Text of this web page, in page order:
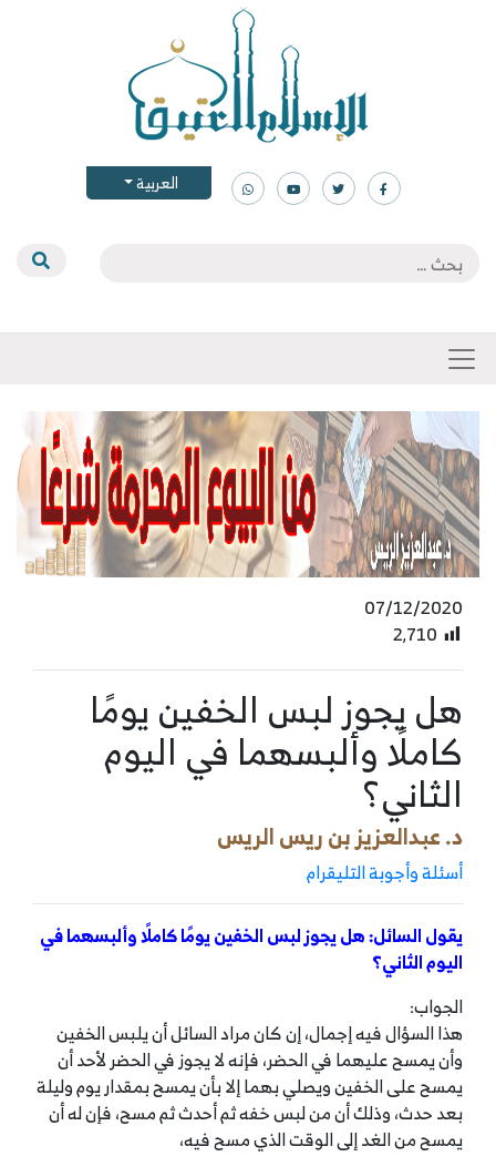
العربية
07/12/2020
2٬710
هل يجوز لبس الخفين يومًا
كاملًا وألبسهما في اليوم
الثاني؟
د. عبدالعزيز بن ريس الريس
أسئلة وأجوبة التليقرام
يقول السائل: هل يجوز لبس الخفين يومًا كاملًا وألبسهما في
اليوم الثاني؟
الجواب:
هذا السؤال فيه إجمال، إن كان مراد السائل أن يلبس الخفين
وأن يمسح عليهما في الحضر، فإنه لا يجوز في الحضر لأحد أن
يمسح على الخفين ويصلي بهما إلا بأن يمسح بمقدار يوم وليلة
بعد حدث، وذلك أن من لبس خفه ثم أحدث ثم مسح، فإن له أن
يمسح من الغد إلى الوقت الذي مسح فيه،